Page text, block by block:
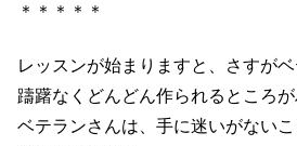
＊＊＊＊＊
レッスンが始まりますと、さすがベ
躊躇なくどんどん作られるところが
ベテランさんは、手に迷いがない